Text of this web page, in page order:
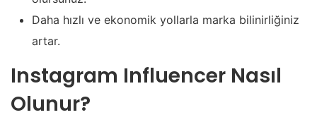
Daha hızlı ve ekonomik yollarla marka bilinirliğiniz
artar.
Instagram Influencer Nasıl
Olunur?